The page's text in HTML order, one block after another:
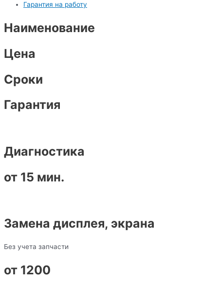
Гарантия на работу
Наименование
Цена
Сроки
Гарантия
Диагностика
от 15 мин.
Замена дисплея, экрана
Без учета запчасти
от 1200